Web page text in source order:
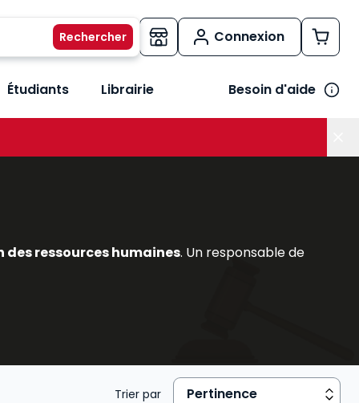
Connexion
métiers
le sous-menu Vos besoins
Étudiants Librairie Besoin d'aide
des ressources humaines. Un responsable de
risques professionnels, conditions de travail
Trier par